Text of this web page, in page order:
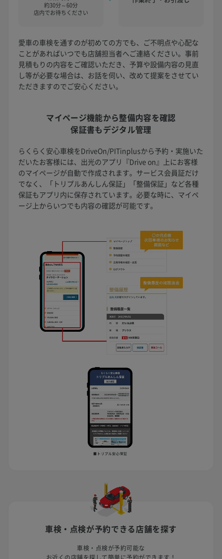
約30分～60分
店内でお待ちください
愛車の車検を通すのが初めての方でも、ご不明点や心配な
ことがあればいつでも店舗担当者へご連絡ください。事前
見積もりの内容をご確認いただき、予算や設備内容の見直
し等が必要な場合は、お話を伺い、改めて提案をさせてい
ただきますのでご安心ください。
マイページ機能から整備内容を確認
保証書もデジタル管理
らくらく安心車検をDriveOn/PITinplusから予約・実施いた
だいたお客様には、出光のアプリ『Drive on』上にお客様
のマイページが自動で作成されます。サービス会員証だけ
でなく、「トリプルあんしん保証」「整備保証」など各種
保証もアプリ内に保存されています。必要な時に、マイペ
ージ上からいつでも内容の確認が可能です。
車検・点検が予約できる店舗を探す
車検・点検が予約可能な